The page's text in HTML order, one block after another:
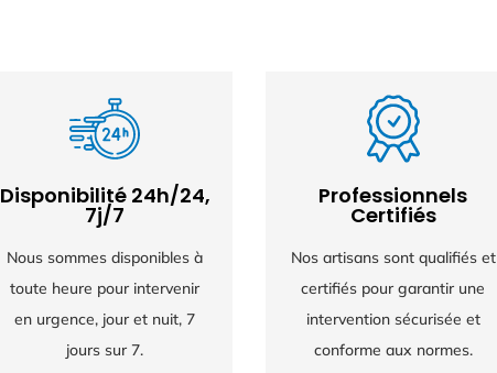
Disponibilité 24h/24,
7j/7
Nous sommes disponibles à
toute heure pour intervenir
en urgence, jour et nuit, 7
jours sur 7.
Professionnels
Certifiés
Nos artisans sont qualifiés et
certifiés pour garantir une
intervention sécurisée et
conforme aux normes.